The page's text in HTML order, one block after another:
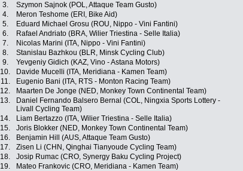
3.
Szymon Sajnok (POL, Attaque Team Gusto)
4.
Meron Teshome (ERI, Bike Aid)
5.
Eduard Michael Grosu (ROU, Nippo - Vini Fantini)
6.
Rafael Andriato (BRA, Wilier Triestina - Selle Italia)
7.
Nicolas Marini (ITA, Nippo - Vini Fantini)
8.
Stanislau Bazhkou (BLR, Minsk Cycling Club)
9.
Yevgeniy Gidich (KAZ, Vino - Astana Motors)
10.
Davide Mucelli (ITA, Meridiana - Kamen Team)
11.
Eugenio Bani (ITA, RTS - Monton Racing Team)
12.
Maarten De Jonge (NED, Monkey Town Continental Team)
13.
Daniel Fernando Balsero Bernal (COL, Ningxia Sports Lottery -
Livall Cycling Team)
14. Liam Bertazzo (ITA, Wilier Triestina - Selle Italia)
15.
Joris Blokker (NED, Monkey Town Continental Team)
16.
Benjamin Hill (AUS, Attaque Team Gusto)
17.
Zisen Li (CHN, Qinghai Tianyoude Cycling Team)
18.
Josip Rumac (CRO, Synergy Baku Cycling Project)
19.
Mateo Frankovic (CRO, Meridiana - Kamen Team)
Facebook
Twitter